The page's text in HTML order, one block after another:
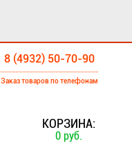
8 (4932) 50-70-90
Заказ товаров по телефонам
КОРЗИНА:
0 руб.